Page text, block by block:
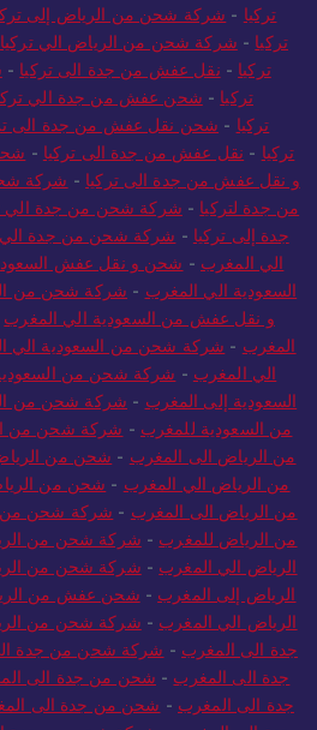
تركيا - شركة شحن من الرياض إلى
تركيا - شركة شحن من الرياض الي تركيا
تركيا - نقل عفش من جدة الى تركيا -
تركيا - شحن عفش من جدة الي
تركيا - شحن نقل عفش من جدة الى
تركيا - نقل عفش من جدة الى تركيا -
و نقل عفش من جدة الى تركيا - شركة
من جدة لتركيا - شركة شحن من جدة الي
جدة إلى تركيا - شركة شحن من جدة الي
الي المغرب - شحن و نقل عفش
السعودية الي المغرب - شركة شحن من
و نقل عفش من السعودية الي المغرب
المغرب - شركة شحن من السعودية الي
الي المغرب - شركة شحن من
السعودية إلى المغرب - شركة شحن من
من السعودية للمغرب - شركة شحن من
من الرياض الى المغرب - شحن من
من الرياض الي المغرب - شحن من
من الرياض الى المغرب - شركة شحن من
من الرياض للمغرب - شركة شحن من
الرياض الي المغرب - شركة شحن من
الرياض إلى المغرب - شحن عفش من
الرياض الي المغرب - شركة شحن من
جدة الى المغرب - شركة شحن من جدة
جدة الى المغرب - شحن من جدة الى
جدة الى المغرب - شحن من جدة الى